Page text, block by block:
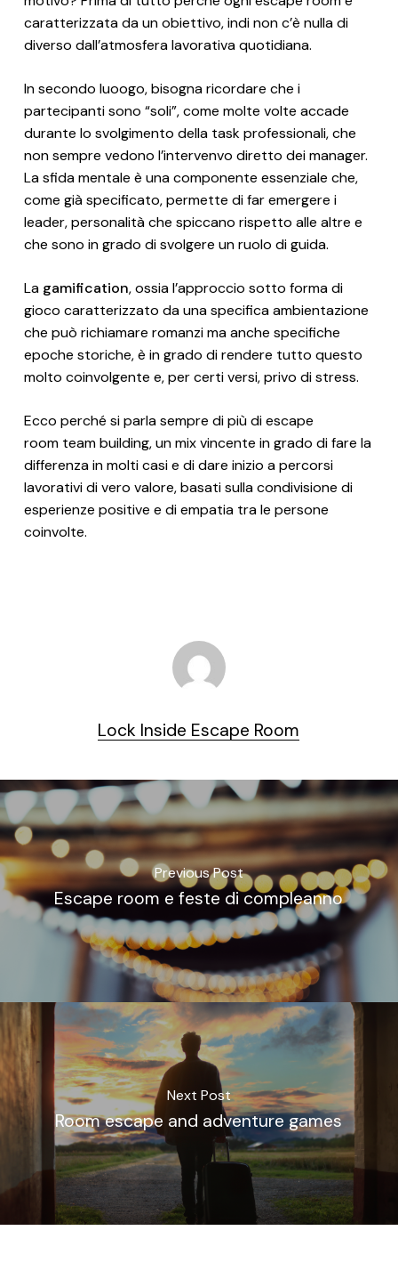
caratterizzata da un obiettivo, indi non c’è nulla di
diverso dall’atmosfera lavorativa quotidiana.
In secondo luoogo, bisogna ricordare che i
partecipanti sono “soli”, come molte volte accade
durante lo svolgimento della task professionali, che
non sempre vedono l’intervenvo diretto dei manager.
La sfida mentale è una componente essenziale che,
come già specificato, permette di far emergere i
leader, personalità che spiccano rispetto alle altre e
che sono in grado di svolgere un ruolo di guida.
La gamification, ossia l’approccio sotto forma di
gioco caratterizzato da una specifica ambientazione
che può richiamare romanzi ma anche specifiche
epoche storiche, è in grado di rendere tutto questo
molto coinvolgente e, per certi versi, privo di stress.
Ecco perché si parla sempre di più di escape
room team building, un mix vincente in grado di fare la
differenza in molti casi e di dare inizio a percorsi
lavorativi di vero valore, basati sulla condivisione di
esperienze positive e di empatia tra le persone
coinvolte.
Lock Inside Escape Room
Previous Post
Escape room e feste di compleanno
Next Post
Room escape and adventure games